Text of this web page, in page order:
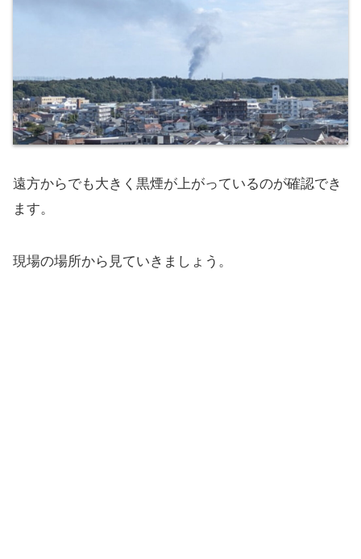
遠方からでも大きく黒煙が上がっているのが確認でき
ます。
現場の場所から見ていきましょう。